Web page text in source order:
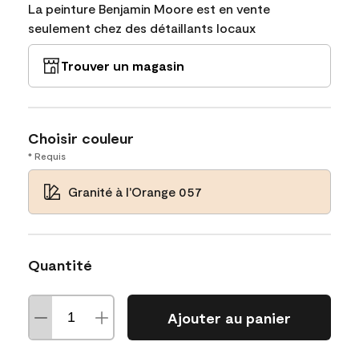
La peinture Benjamin Moore est en vente
seulement chez des détaillants locaux
Trouver un magasin
Choisir couleur
* Requis
Granité à l'Orange 057
Quantité
Ajouter au panier